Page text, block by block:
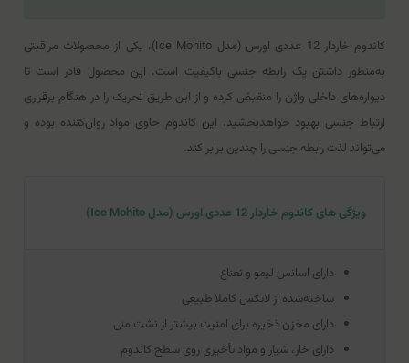
کاندوم خاردار 12 عددی اورس (مدل Ice Mohito)، یکی از محصولات مراقبتی
به‌منظور داشتن یک رابطه جنسی با‌کیفیت است. این محصول قادر است تا
دیواره‌های داخلی واژن را منقبض کرده و از این طریق تحریک را در هنگام برقراری
ارتباط جنسی بهبود خواهد‌بخشید. این کاندوم حاوی مواد روان‌کننده بوده و
می‌تواند لذت رابطه جنسی را چندین برابر کند.
ویژگی های کاندوم خاردار 12 عددی اورس (مدل Ice Mohito)
دارای اسانس لیمو و نعناع
ساخته‌شده از لاتکس کاملا طبیعی
دارای مخزن ذخیره برای امنیت بیشتر از نشت منی
دارای خار، شیار و مواد تأخیری روی سطح کاندوم